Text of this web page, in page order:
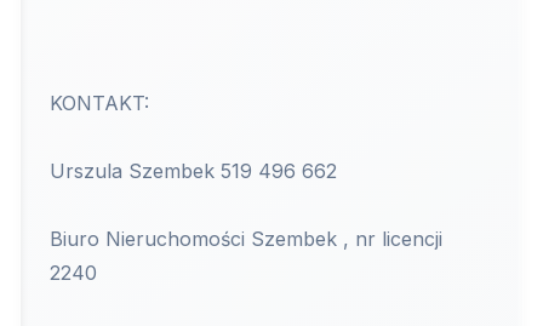
KONTAKT:
Urszula Szembek 519 496 662
Biuro Nieruchomości Szembek , nr licencji
2240